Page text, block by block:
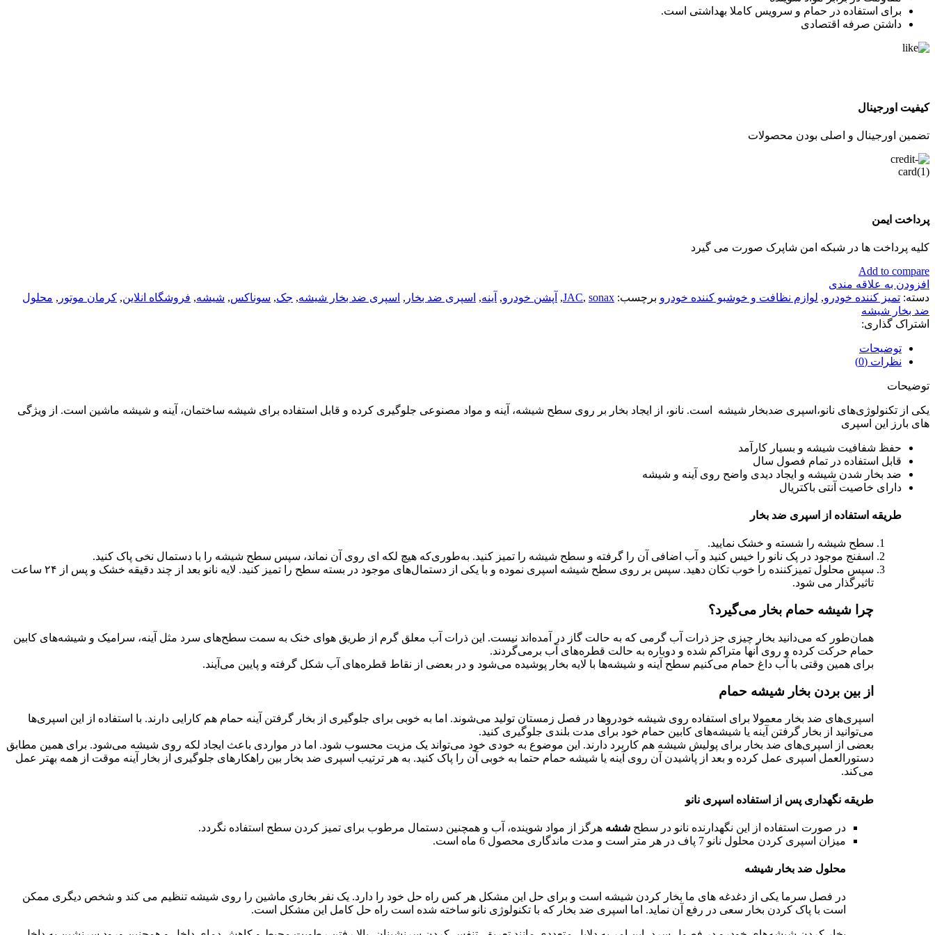
برای استفاده در حمام و سرویس کاملا بهداشتی است.
داشتن صرفه اقتصادی
کیفیت اورجینال
تضمین اورجینال و اصلی بودن محصولات
پرداخت ایمن
کلیه پرداخت ها در شبکه امن شاپرک صورت می گیرد
Add to compare
افزودن به علاقه مندی
دسته: تمیز کننده خودرو, لوازم نظافت و خوشبو کننده خودرو برچسب: JAC, sonax
, آپشن خودرو, آینه, اسپری ضد بخار , اسپری ضد بخار شیشه, جک, سوناکس, شیشه, فروشگاه انلاین, کرمان موتور , محلول
ضد بخار شیشه
اشتراک گذاری:
توضیحات
نظرات (0)
توضیحات
یکی از تکنولوژی‌های نانو،اسپری ضدبخار شیشه است. نانو، از ایجاد بخار بر روی سطح شیشه، آینه و مواد مصنوعی جلوگیری کرده و قابل استفاده برای شیشه ساختمان، آینه و شیشه ماشین است. از ویژگی
های بارز این اسپری
حفظ شفافیت شیشه و بسیار کارآمد
قابل استفاده در تمام فصول سال
ضد بخار شدن شیشه و ایجاد دیدی واضح روی آینه و شیشه
دارای خاصیت آنتی باکتریال
طریقه استفاده از اسپری ضد بخار
سطح شیشه را شسته و خشک نمایید.
اسفنج موجود در پک نانو را خیس ‌کنید و آب اضافی آن را گرفته و سطح شیشه را تمیز کنید. به‌طوری‌که هیچ لکه ای روی آن نماند، سپس سطح شیشه را با دستمال نخی پاک کنید.
سپس محلول تمیزکننده را خوب تکان دهید. سپس بر روی سطح شیشه اسپری نموده و با یکی از دستمال‌های موجود در بسته سطح را تمیز کنید. لایه نانو بعد از چند دقیقه خشک و پس از ۲۴ ساعت
تاثیرگذار می شود.
چرا شیشه‌ حمام بخار می‌گیرد؟
همان‌طور که می‌دانید بخار چیزی جز ذرات آب گرمی که به حالت گاز در آمده‌اند نیست. این ذرات آب معلق گرم از طریق هوای خنک به سمت سطح‌های سرد مثل آینه، سرامیک و شیشه‌های کابین
حمام حرکت کرده و روی آنها متراکم شده و دوباره به حالت قطره‌های آب برمی‌گردند.
برای همین وقتی با آب داغ حمام می‌کنیم سطح آینه و شیشه‌ها با لایه بخار پوشیده می‌شود و در بعضی از نقاط قطره‌های آب شکل گرفته و پایین می‌آیند.
از بین بردن بخار شیشه حمام
اسپری‌های ضد بخار معمولا برای استفاده روی شیشه‌ خودروها در فصل زمستان تولید می‌شوند. اما به خوبی برای جلوگیری از بخار گرفتن آینه حمام هم کارایی دارند. با استفاده از این اسپری‌ها
می‌توانید از بخار گرفتن آینه یا شیشه‌های کابین حمام خود برای مدت بلندی جلوگیری کنید.
بعضی از اسپری‌های ضد بخار برای پولیش شیشه هم کاربرد دارند. این موضوع به خودی خود می‌تواند یک مزیت محسوب شود. اما در مواردی باعث ایجاد لکه روی شیشه می‌شود. برای همین مطابق
دستورالعمل اسپری عمل کرده و بعد از پاشیدن آن روی آینه یا شیشه حمام حتما به خوبی آن را پاک کنید. به هر ترتیب اسپری ضد بخار بین راهکارهای جلوگیری از بخار آینه موقت از همه بهتر عمل
می‌کند.
طریقه نگهداری پس از استفاده اسپری نانو
در صورت استفاده از این نگهدارنده نانو در سطح ششه هرگز از مواد شوینده، آب و همچنین دستمال مرطوب برای تمیز کردن سطح استفاده نگردد.
میزان اسپری کردن محلول نانو 7 پاف در هر متر است و مدت ماندگاری محصول 6 ماه است.
محلول ضد بخار شیشه
در فصل سرما یکی از دغدغه های ما بخار کردن شیشه است و برای حل این مشکل هر کس راه حل خود را دارد. یک نفر بخاری ماشین را روی شیشه تنظیم می کند و شخص دیگری ممکن
است با پاک کردن بخار سعی در رفع آن نماید. اما اسپری ضد بخار که با تکنولوژی نانو ساخته شده است راه حل کامل این مشکل است.